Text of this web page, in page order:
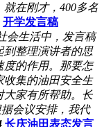
在刚才，400多名
开学发言稿
会生活中，发言稿
到整理演讲者的思
度的作用。那要怎
收集的油田安全生
大家有所帮助。长
会议安排，我代
长庆油田表态发言